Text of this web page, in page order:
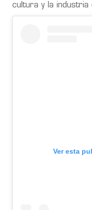
cultura y la industria
Ver esta